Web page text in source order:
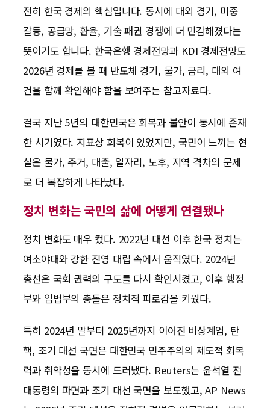
전히 한국 경제의 핵심입니다. 동시에 대외 경기, 미중
갈등, 공급망, 환율, 기술 패권 경쟁에 더 민감해졌다는
뜻이기도 합니다. 한국은행 경제전망과 KDI 경제전망도
2026년 경제를 볼 때 반도체 경기, 물가, 금리, 대외 여
건을 함께 확인해야 함을 보여주는 참고자료다.
결국 지난 5년의 대한민국은 회복과 불안이 동시에 존재
한 시기였다. 지표상 회복이 있었지만, 국민이 느끼는 현
실은 물가, 주거, 대출, 일자리, 노후, 지역 격차의 문제
로 더 복잡하게 나타났다.
정치 변화는 국민의 삶에 어떻게 연결됐나
정치 변화도 매우 컸다. 2022년 대선 이후 한국 정치는
여소야대와 강한 진영 대립 속에서 움직였다. 2024년
총선은 국회 권력의 구도를 다시 확인시켰고, 이후 행정
부와 입법부의 충돌은 정치적 피로감을 키웠다.
특히 2024년 말부터 2025년까지 이어진 비상계엄, 탄
핵, 조기 대선 국면은 대한민국 민주주의의 제도적 회복
력과 취약성을 동시에 드러냈다. Reuters는 윤석열 전
대통령의 파면과 조기 대선 국면을 보도했고, AP News